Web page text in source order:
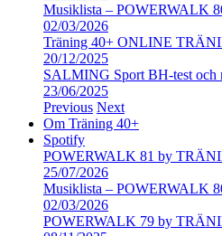
Musiklista – POWERWALK
02/03/2026
Träning 40+ ONLINE
20/12/2025
SALMING Sport BH-test och
23/06/2025
Previous Next
Om Träning 40+
Spotify
POWERWALK 81 by
25/07/2026
Musiklista – POWERWALK
02/03/2026
POWERWALK 79 by